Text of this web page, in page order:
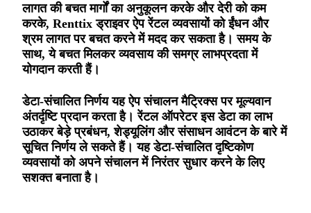
लागत की बचत मार्गों का अनुकूलन करके और देरी को कम
करके, Renttix ड्राइवर ऐप रेंटल व्यवसायों को ईंधन और
श्रम लागत पर बचत करने में मदद कर सकता है। समय के
साथ, ये बचत मिलकर व्यवसाय की समग्र लाभप्रदता में
योगदान करती हैं।
डेटा-संचालित निर्णय यह ऐप संचालन मैट्रिक्स पर मूल्यवान
अंतर्दृष्टि प्रदान करता है। रेंटल ऑपरेटर इस डेटा का लाभ
उठाकर बेड़े प्रबंधन, शेड्यूलिंग और संसाधन आवंटन के बारे में
सूचित निर्णय ले सकते हैं। यह डेटा-संचालित दृष्टिकोण
व्यवसायों को अपने संचालन में निरंतर सुधार करने के लिए
सशक्त बनाता है।